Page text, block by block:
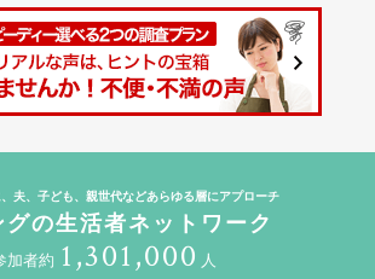
夫、子ども、親世代などあらゆる層にアプローチ
グの生活者ネットワーク
加者約 1,301,000 人